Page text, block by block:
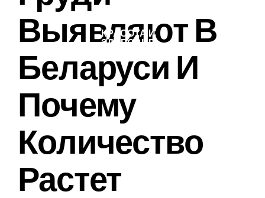
КРАСОТА И
ЗДОРОВЬЕ
Выявляют В
Беларуси И
Почему
Количество
Растет